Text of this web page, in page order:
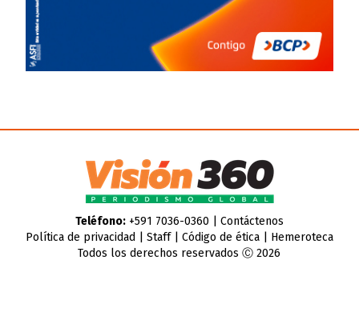
Teléfono:+591 7036-0360 | Contáctenos
Política de privacidad
Staff| Código de ética| Hemeroteca
Todos los derechos reservados Ⓒ 2026